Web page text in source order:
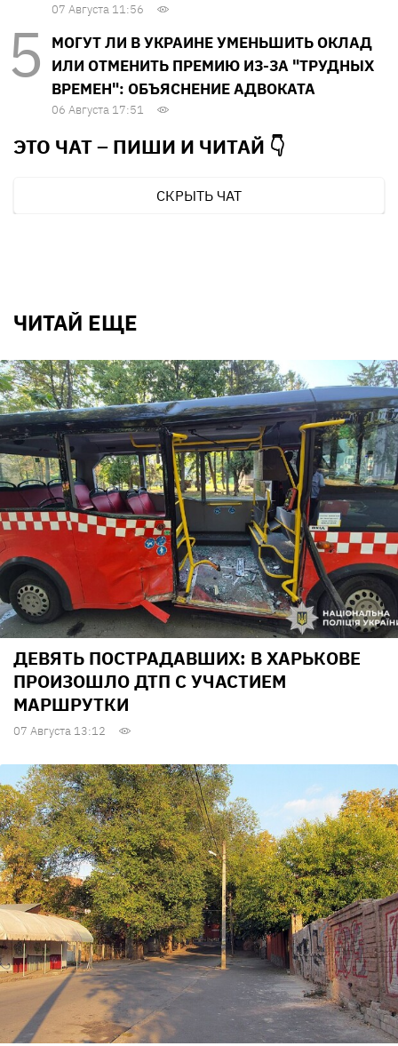
07 Августа 11:56
МОГУТ ЛИ В УКРАИНЕ УМЕНЬШИТЬ ОКЛАД
ИЛИ ОТМЕНИТЬ ПРЕМИЮ ИЗ-ЗА "ТРУДНЫХ
ВРЕМЕН": ОБЪЯСНЕНИЕ АДВОКАТА
06 Августа 17:51
ЭТО ЧАТ – ПИШИ И ЧИТАЙ 👇
СКРЫТЬ ЧАТ
ЧИТАЙ ЕЩЕ
ДЕВЯТЬ ПОСТРАДАВШИХ: В ХАРЬКОВЕ
ПРОИЗОШЛО ДТП С УЧАСТИЕМ
МАРШРУТКИ
07 Августа 13:12